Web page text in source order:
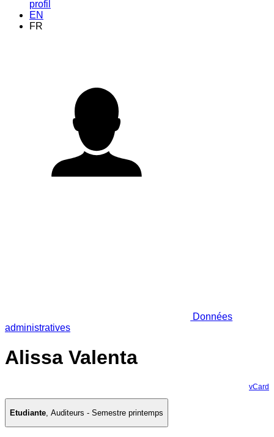
profil
EN
FR
Données
administratives
Alissa Valenta
vCard
Etudiante, Auditeurs - Semestre printemps